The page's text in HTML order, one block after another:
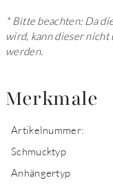
* Bitte beachten: Da
wird, kann dieser
werden.
Merkmale
Artikelnummer:
Schmucktyp
Anhängertyp